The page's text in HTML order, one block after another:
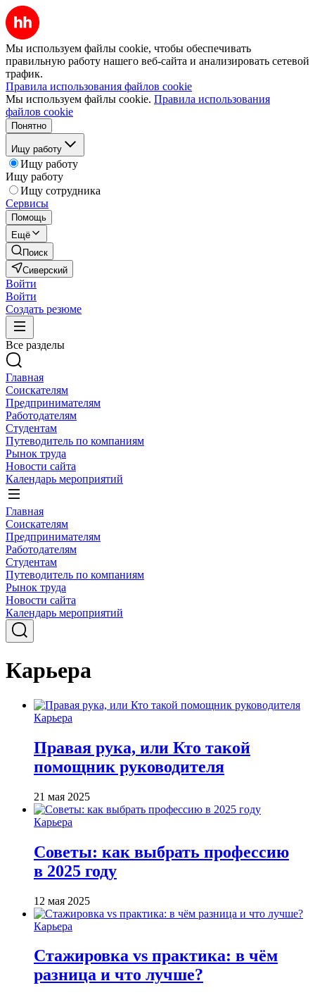
Мы используем файлы cookie, чтобы обеспечивать
правильную работу нашего веб-сайта и анализировать сетевой
трафик.
Правила использования файлов cookie
Мы используем файлы cookie. Правила использования
файлов cookie
Понятно
Ищу работу
Ищу работу
Ищу работу
Ищу сотрудника
Сервисы
Помощь
Ещё
Поиск
Сиверский
Войти
Войти
Создать резюме
Все разделы
Главная
Соискателям
Предпринимателям
Работодателям
Студентам
Путеводитель по компаниям
Рынок труда
Новости сайта
Календарь мероприятий
Главная
Соискателям
Предпринимателям
Работодателям
Студентам
Путеводитель по компаниям
Рынок труда
Новости сайта
Календарь мероприятий
Карьера
Карьера
Правая рука, или Кто такой
помощник руководителя
21 мая 2025
Карьера
Советы: как выбрать профессию
в 2025 году
12 мая 2025
Карьера
Стажировка vs практика: в чём
разница и что лучше?